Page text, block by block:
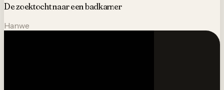
De zoektocht naar een badkamer
Hanwe